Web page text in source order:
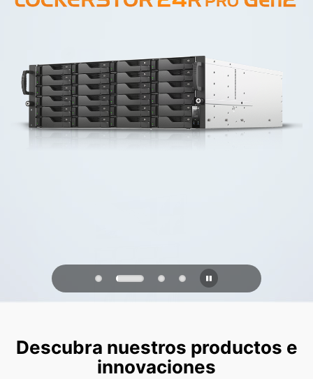
del futuro
Descubra nuestros productos e
innovaciones